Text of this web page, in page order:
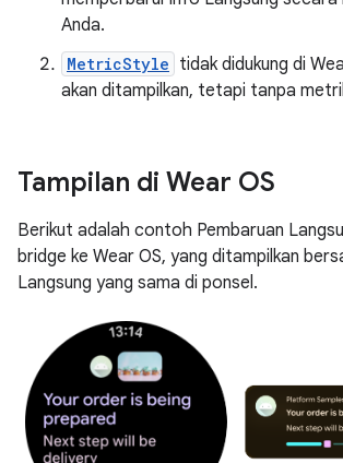
Anda.
MetricStyle tidak didukung di
akan ditampilkan, tetapi tanpa
Tampilan di Wear OS
Berikut adalah contoh Pembaruan
bridge ke Wear OS, yang ditampilkan
Langsung yang sama di ponsel.